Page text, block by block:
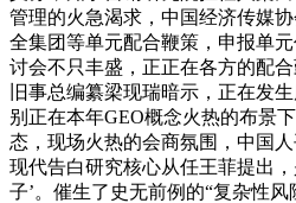
管理的火急渴求，中国经济传媒
全集团等单元配合鞭策，申报单
讨会不只丰盛，正正在各方的配
旧事总编纂梁现瑞暗示，正在发
别正在本年GEO概念火热的布景
态，现场火热的会商氛围，中国
现代告白研究核心从任王菲提出
子’。催生了史无前例的“复杂性